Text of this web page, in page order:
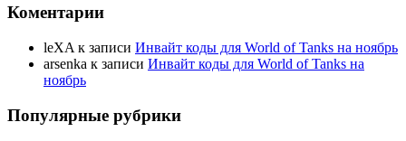
Коментарии
leXA к записи Инвайт коды для World of Tanks на ноябрь
arsenka к записи Инвайт коды для World of Tanks на
ноябрь
Популярные рубрики